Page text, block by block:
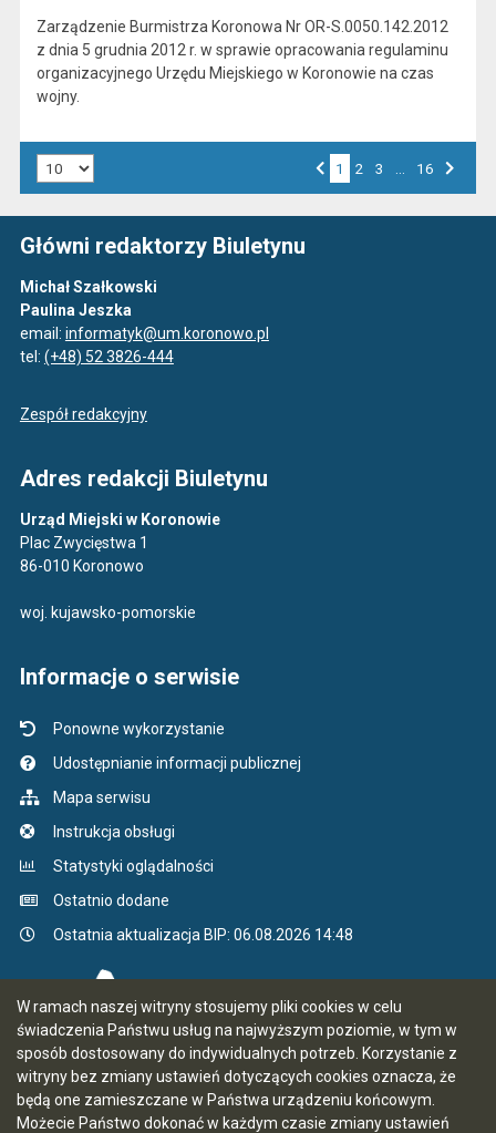
W ramach naszej witryny stosujemy pliki cookies w celu
świadczenia Państwu usług na najwyższym poziomie, w tym w
sposób dostosowany do indywidualnych potrzeb. Korzystanie z
witryny bez zmiany ustawień dotyczących cookies oznacza, że
będą one zamieszczane w Państwa urządzeniu końcowym.
Możecie Państwo dokonać w każdym czasie zmiany ustawień
Zarządzenie Burmistrza Koronowa Nr OR-S.0050.142.2012
z dnia 5 grudnia 2012 r. w sprawie opracowania regulaminu
organizacyjnego Urzędu Miejskiego w Koronowie na czas
wojny.
1 2 3 16
Główni redaktorzy Biuletynu
Michał Szałkowski
Paulina Jeszka
email: informatyk@um.koronowo.pl
tel: (+48) 52 3826-444
Zespół redakcyjny
Adres redakcji Biuletynu
Urząd Miejski w Koronowie
Plac Zwycięstwa 1
86-010 Koronowo
woj. kujawsko-pomorskie
Informacje o serwisie
Ponowne wykorzystanie
Udostępnianie informacji publicznej
Mapa serwisu
Instrukcja obsługi
Statystyki oglądalności
Ostatnio dodane
Ostatnia aktualizacja BIP: 06.08.2026 14:48